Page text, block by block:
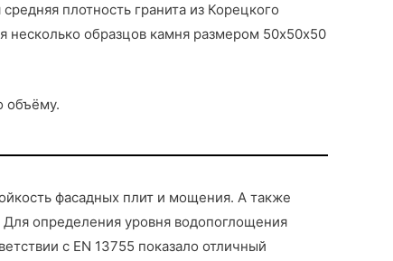
плотность гранита из Корецкого
несколько образцов камня размером 50х50х50
объёму.
фасадных плит и мощения. А также
Для определения уровня водопоглощения
с EN 13755 показало отличный